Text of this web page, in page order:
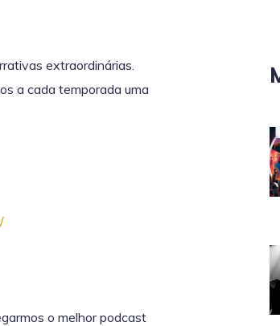
extraordinárias.
a cada temporada uma
o melhor podcast